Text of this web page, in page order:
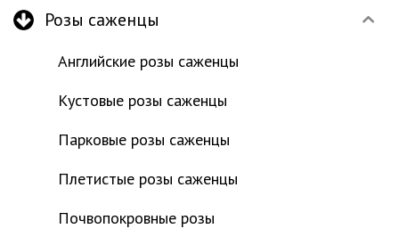
Розы саженцы
Английские розы саженцы
Кустовые розы саженцы
Парковые розы саженцы
Плетистые розы саженцы
Почвопокровные розы